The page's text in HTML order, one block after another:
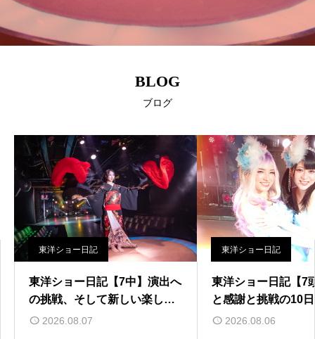
BLOG
ブログ
東洋ショー日記
東洋ショー日記【7中】演出へ
の挑戦、そして新しい楽しみ
づくり
2026.08.07
東洋ショー日記
東洋ショー日記【7
と感謝と挑戦の10
2026.08.06